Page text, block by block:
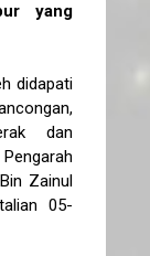
yang
didapati
dan
Zainul
05-